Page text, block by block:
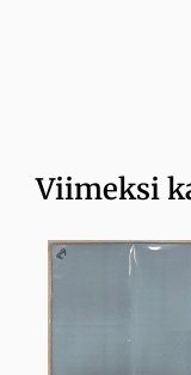
Viimeksi